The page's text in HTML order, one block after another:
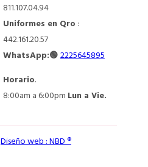
811.107.04.94
Uniformes en Qro :
442.161.20.57
WhatsApp:🟢2225645895
Horario.
8:00am a 6:00pm Lun a Vie.
Diseño web : NBD ®